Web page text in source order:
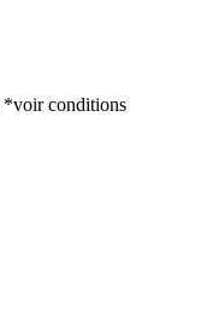
*voir conditions